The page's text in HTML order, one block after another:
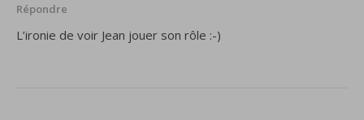
Répondre
L’ironie de voir Jean jouer son rôle :-)